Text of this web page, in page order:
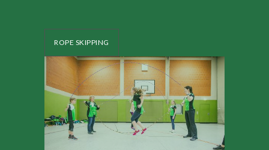
ROPE SKIPPING